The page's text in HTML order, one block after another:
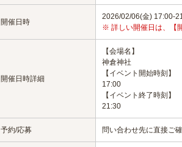
開催日時
2026/02/06(金) 17:00-
※ 詳しい開催日は、【
開催日時詳細
【会場名】
神倉神社
【イベント開始時刻】
17:00
【イベント終了時刻】
21:30
予約/応募 問い合わせ先に直接ご